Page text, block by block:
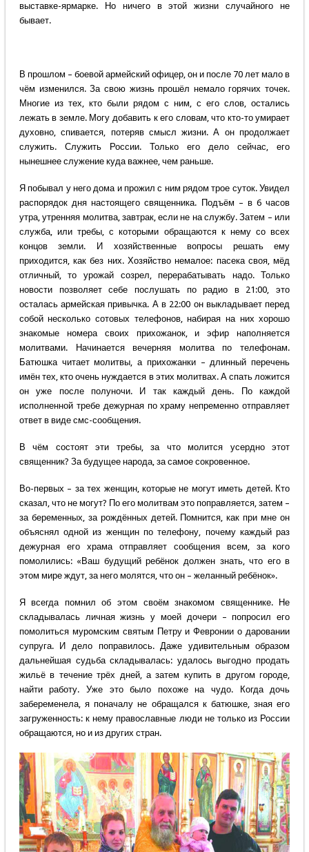
выставке-ярмарке. Но ничего в этой жизни случайного не
бывает.
В прошлом – боевой армейский офицер, он и после 70 лет мало в
чём изменился. За свою жизнь прошёл немало горячих точек.
Многие из тех, кто были рядом с ним, с его слов, остались
лежать в земле. Могу добавить к его словам, что кто-то умирает
духовно, спивается, потеряв смысл жизни. А он продолжает
служить. Служить России. Только его дело сейчас, его
нынешнее служение куда важнее, чем раньше.
Я побывал у него дома и прожил с ним рядом трое суток. Увидел
распорядок дня настоящего священника. Подъём – в 6 часов
утра, утренняя молитва, завтрак, если не на службу. Затем – или
служба, или требы, с которыми обращаются к нему со всех
концов земли. И хозяйственные вопросы решать ему
приходится, как без них. Хозяйство немалое: пасека своя, мёд
отличный, то урожай созрел, перерабатывать надо. Только
новости позволяет себе послушать по радио в 21:00, это
осталась армейская привычка. А в 22:00 он выкладывает перед
собой несколько сотовых телефонов, набирая на них хорошо
знакомые номера своих прихожанок, и эфир наполняется
молитвами. Начинается вечерняя молитва по телефонам.
Батюшка читает молитвы, а прихожанки – длинный перечень
имён тех, кто очень нуждается в этих молитвах. А спать ложится
он уже после полуночи. И так каждый день. По каждой
исполненной требе дежурная по храму непременно отправляет
ответ в виде смс-сообщения.
В чём состоят эти требы, за что молится усердно этот
священник? За будущее народа, за самое сокровенное.
Во-первых – за тех женщин, которые не могут иметь детей. Кто
сказал, что не могут? По его молитвам это поправляется, затем –
за беременных, за рождённых детей. Помнится, как при мне он
объяснял одной из женщин по телефону, почему каждый раз
дежурная его храма отправляет сообщения всем, за кого
помолились: «Ваш будущий ребёнок должен знать, что его в
этом мире ждут, за него молятся, что он – желанный ребёнок».
Я всегда помнил об этом своём знакомом священнике. Не
складывалась личная жизнь у моей дочери – попросил его
помолиться муромским святым Петру и Февронии о даровании
супруга. И дело поправилось. Даже удивительным образом
дальнейшая судьба складывалась: удалось выгодно продать
жильё в течение трёх дней, а затем купить в другом городе,
найти работу. Уже это было похоже на чудо. Когда дочь
забеременела, я поначалу не обращался к батюшке, зная его
загруженность: к нему православные люди не только из России
обращаются, но и из других стран.